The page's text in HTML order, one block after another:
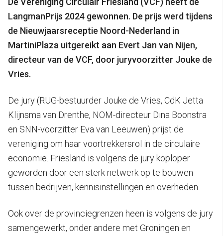
LangmanPrijs 2024 gewonnen. De prijs werd tijdens
de Nieuwjaarsreceptie Noord-Nederland in
MartiniPlaza uitgereikt aan Evert Jan van Nijen,
directeur van de VCF, door juryvoorzitter Jouke de
Vries.
De jury (RUG-bestuurder Jouke de Vries, CdK Jetta
Klijnsma van Drenthe, NOM-directeur Dina Boonstra
en SNN-voorzitter Eva van Leeuwen) prijst de
vereniging om haar voortrekkersrol in de circulaire
economie. Friesland is volgens de jury koploper
geworden door een sterk netwerk op te bouwen
tussen bedrijven, kennisinstellingen en overheden.
Ook over de provinciegrenzen heen is volgens de jury
samengewerkt, onder andere met Groningen en